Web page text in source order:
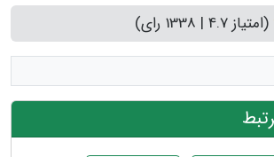
(امتیاز 4.7 | 1338 رای)